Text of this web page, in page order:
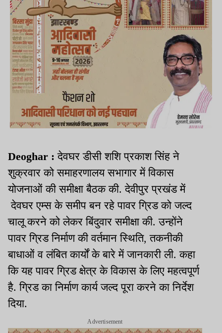
Deoghar :देवघर डीसी शशि प्रकाश सिंह ने
शुक्रवार को समाहरणालय सभागार में विकास
योजनाओं की समीक्षा बैठक की. देवीपुर प्रखंड में
देवघर एम्स के समीप बन रहे पावर ग्रिड को जल्द
चालू करने को लेकर बिंदुवार समीक्षा की. उन्होंने
पावर ग्रिड निर्माण की वर्तमान स्थिति, तकनीकी
बाधाओं व लंबित कार्यों के बारे में जानकारी ली. कहा
कि यह पावर ग्रिड क्षेत्र के विकास के लिए महत्वपूर्ण
है. ग्रिड का निर्माण कार्य जल्द पूरा करने का निर्देश
दिया.
Advertisement